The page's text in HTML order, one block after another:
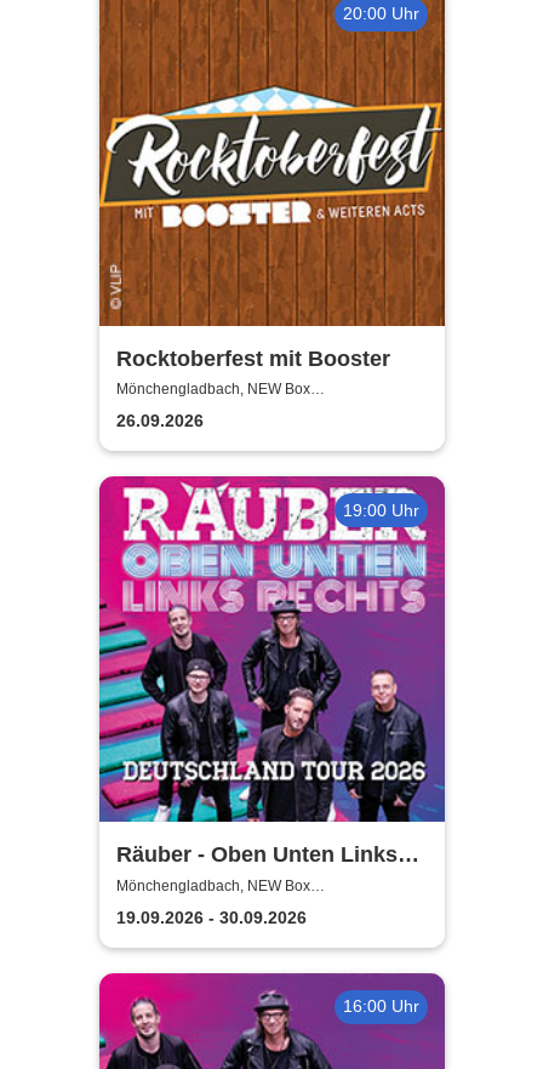
20:00 Uhr
Rocktoberfest mit Booster
Mönchengladbach, NEW Box
Mönchengladbach
26.09.2026
19:00 Uhr
Räuber - Oben Unten Links
Rechts
Mönchengladbach, NEW Box
Mönchengladbach
19.09.2026 - 30.09.2026
16:00 Uhr